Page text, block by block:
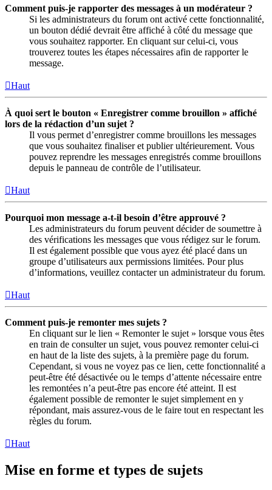
Comment puis-je rapporter des messages à un modérateur ?
Si les administrateurs du forum ont activé cette fonctionnalité,
un bouton dédié devrait être affiché à côté du message que
vous souhaitez rapporter. En cliquant sur celui-ci, vous
trouverez toutes les étapes nécessaires afin de rapporter le
message.
Haut
À quoi sert le bouton « Enregistrer comme brouillon » affiché
lors de la rédaction d’un sujet ?
Il vous permet d’enregistrer comme brouillons les messages
que vous souhaitez finaliser et publier ultérieurement. Vous
pouvez reprendre les messages enregistrés comme brouillons
depuis le panneau de contrôle de l’utilisateur.
Haut
Pourquoi mon message a-t-il besoin d’être approuvé ?
Les administrateurs du forum peuvent décider de soumettre à
des vérifications les messages que vous rédigez sur le forum.
Il est également possible que vous ayez été placé dans un
groupe d’utilisateurs aux permissions limitées. Pour plus
d’informations, veuillez contacter un administrateur du forum.
Haut
Comment puis-je remonter mes sujets ?
En cliquant sur le lien « Remonter le sujet » lorsque vous êtes
en train de consulter un sujet, vous pouvez remonter celui-ci
en haut de la liste des sujets, à la première page du forum.
Cependant, si vous ne voyez pas ce lien, cette fonctionnalité a
peut-être été désactivée ou le temps d’attente nécessaire entre
les remontées n’a peut-être pas encore été atteint. Il est
également possible de remonter le sujet simplement en y
répondant, mais assurez-vous de le faire tout en respectant les
règles du forum.
Haut
Mise en forme et types de sujets